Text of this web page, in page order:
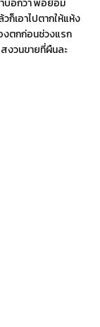
บอกว่า พอย้อม
ก็เอาไปตากให้แห้ง
งตกก่อนช่วงแรก
งวนขายที่ผืนละ